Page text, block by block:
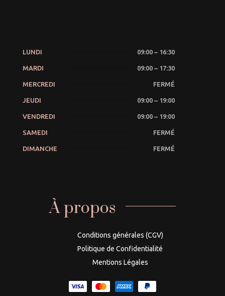
LUNDI 09:00 – 16:30
MARDI 09:00 – 17:30
MERCREDI FERMÉ
JEUDI 09:00 – 19:00
VENDREDI 09:00 – 19:00
SAMEDI FERMÉ
DIMANCHE FERMÉ
À propos
Conditions générales (CGV)
Politique de Confidentialité
Mentions Légales